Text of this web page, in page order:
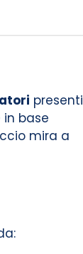
presenti
base
mira a